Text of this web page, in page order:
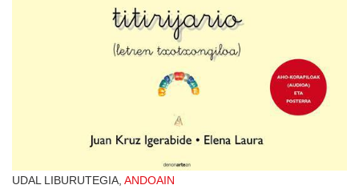
UDAL LIBURUTEGIA, ANDOAIN